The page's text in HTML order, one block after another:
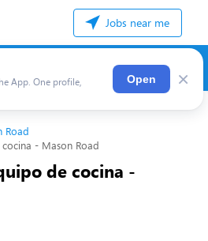
Jobs near me
App. One profile,
Open ×
Road
- Mason Road
de cocina -